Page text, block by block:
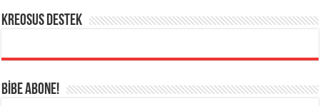
KREOSUS DESTEK
BİBE ABONE!